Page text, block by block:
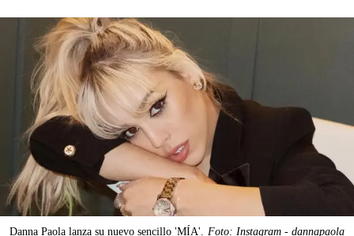
Danna Paola lanza su nuevo sencillo 'MÍA'. Foto: Instagram - dannapaola